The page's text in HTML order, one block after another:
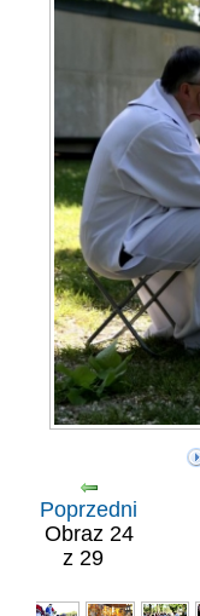
Poprzedni
Obraz 24
z 29